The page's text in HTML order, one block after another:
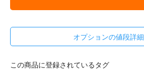
オプションの値段詳細
この商品に登録されているタグ